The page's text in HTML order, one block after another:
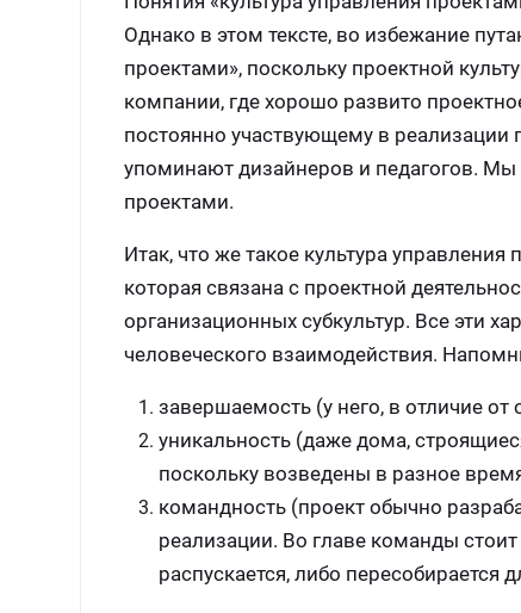
Однако в этом тексте, во избежание
проектами», поскольку проектной
компании, где хорошо развито
постоянно участвующему в реализации
упоминают дизайнеров и педагогов.
проектами.
Итак, что же такое культура
которая связана с проектной
организационных субкультур. Все эти
человеческого взаимодействия.
завершаемость (у него, в отличие от
уникальность (даже дома,
поскольку возведены в разное
командность (проект обычно
реализации. Во главе команды
распускается, либо пересобирается